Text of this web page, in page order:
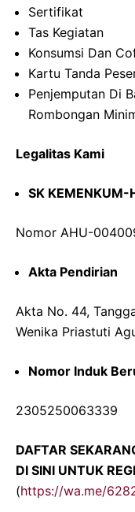
Sertifikat
Tas Kegiatan
Konsumsi Dan
Kartu Tanda
Penjemputan Di
Rombongan
Legalitas Kami
SK KEMENKUM-
Nomor AHU-
Akta Pendirian
Akta No. 44,
Wenika Priastuti
Nomor Induk
2305250063339
DAFTAR
DI SINI UNTUK
(https://wa.me/